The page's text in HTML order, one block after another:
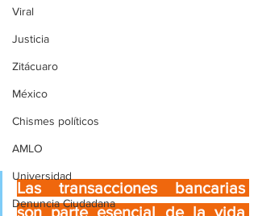
Viral
Justicia
Zitácuaro
México
Chismes políticos
AMLO
Universidad
Denuncia Ciudadana
Las transacciones bancarias
son parte esencial de la vida